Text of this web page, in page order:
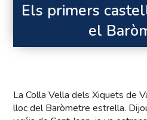
Els primers
el
La Colla Vella dels Xiquets de
lloc del Baròmetre estrella.